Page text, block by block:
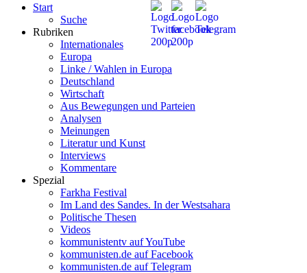
Start
Suche
Rubriken
Internationales
Europa
Linke / Wahlen in Europa
Deutschland
Wirtschaft
Aus Bewegungen und Parteien
Analysen
Meinungen
Literatur und Kunst
Interviews
Kommentare
Spezial
Farkha Festival
Im Land des Sandes. In der Westsahara
Politische Thesen
Videos
kommunistentv auf YouTube
kommunisten.de auf Facebook
kommunisten.de auf Telegram